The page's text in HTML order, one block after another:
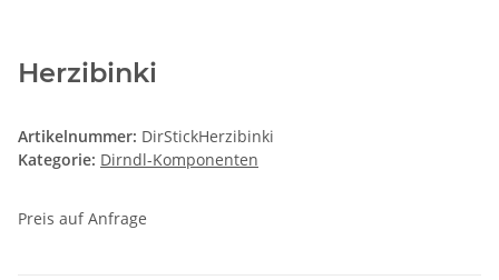
Herzibinki
Artikelnummer: DirStickHerzibinki
Kategorie: Dirndl-Komponenten
Preis auf Anfrage